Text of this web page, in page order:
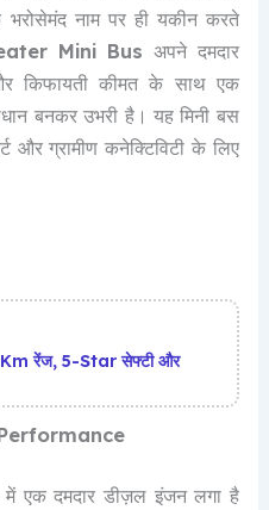
नाम पर ही यकीन करते
Mini Bus अपने दमदार
किफायती कीमत के साथ एक
बनकर उभरी है। यह मिनी बस
और ग्रामीण कनेक्टिविटी के लिए
रेंज, 5-Star सेफ्टी और
एक दमदार डीज़ल इंजन लगा है